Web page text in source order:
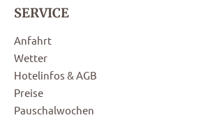
SERVICE
Anfahrt
Wetter
Hotelinfos & AGB
Preise
Pauschalwochen